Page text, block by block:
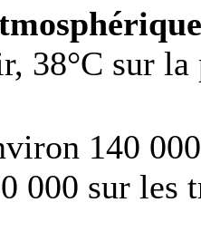
38°C sur
140
000 sur les